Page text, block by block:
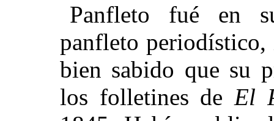
Panfleto fué en
panfleto
bien sabido que su
los folletines de El